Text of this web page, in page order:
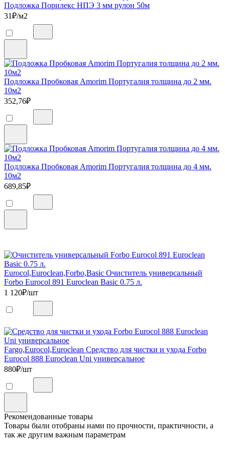
Подложка Порилекс НПЭ 3 мм рулон 50м
31₽/м2
Подложка Пробковая Amorim Португалия толщина до 2 мм.
10м2
352,76₽
Подложка Пробковая Amorim Португалия толщина до 4 мм.
10м2
689,85₽
Eurocol,Euroclean,Forbo,Basic Очиститель универсальный
Forbo Eurocol 891 Euroclean Basic 0.75 л.
1 120₽/шт
Fargo,Eurocol,Euroclean Средство для чистки и ухода Forbo
Eurocol 888 Euroclean Uni универсальное
880₽/шт
Рекомендованные товары
Товары были отобраны нами по прочности, практичности, а
так же другим важным параметрам